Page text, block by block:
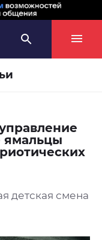
ямальцы
детская смена